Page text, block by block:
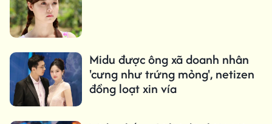
Midu được ông xã doanh nhân
'cưng như trứng mỏng', netizen
đồng loạt xin vía